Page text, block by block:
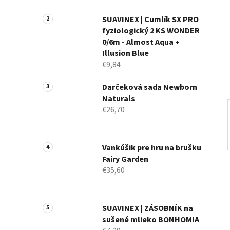
n
SUAVINEX | Cumlík SX PRO
fyziologický 2 KS WONDER
0/6m - Almost Aqua +
Illusion Blue
€9,84
Darčeková sada Newborn
Naturals
€26,70
Vankúšik pre hru na brušku
Fairy Garden
€35,60
SUAVINEX | ZÁSOBNÍK na
sušené mlieko BONHOMIA